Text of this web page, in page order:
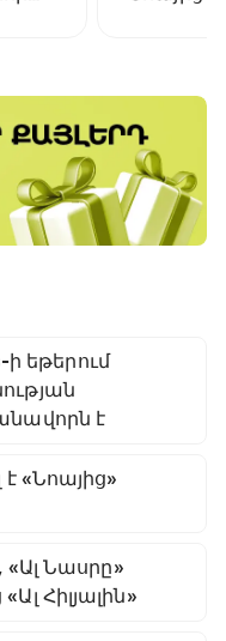
եթերում
է
«Նոայից»
«Ալ Նասրը»
Հիլյալին»